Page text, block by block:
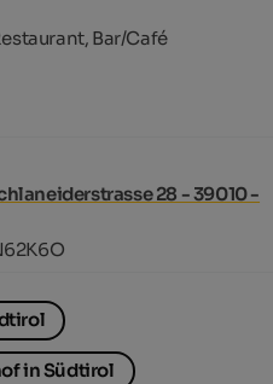
Bar/Café
28 - 39010 -
in Südtirol